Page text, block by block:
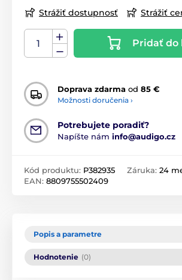
Strážiť dostupnosť Strážiť
Pridať do
Doprava zdarma od 85 €
Možnosti doručenia ›
Potrebujete poradiť?
Napíšte nám info@audigo.cz
Kód produktu: P382935
EAN: 8809755502409
Záruka: 24
Popis a parametre
Hodnotenie (0)